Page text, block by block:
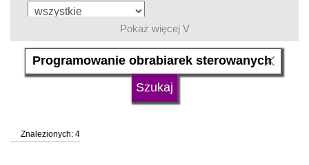
język
status uczelni
Pokaż więcej V
Znalezionych: 4